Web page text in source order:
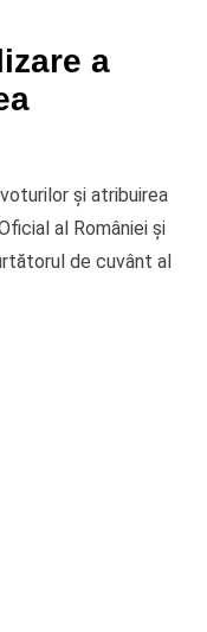
a
și atribuirea
al României și
de cuvânt al